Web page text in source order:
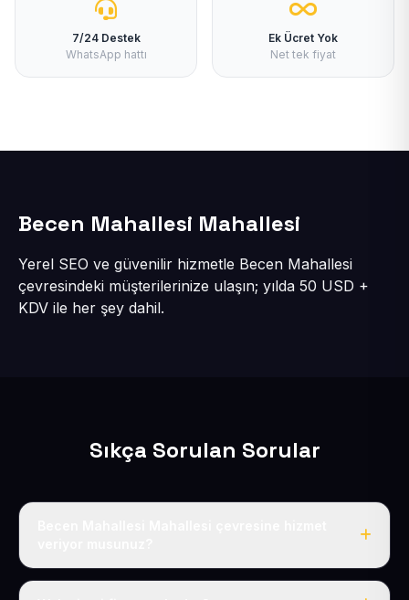
7/24 Destek
WhatsApp hattı
Ek Ücret Yok
Net tek fiyat
Becen Mahallesi Mahallesi
Yerel SEO ve güvenilir hizmetle Becen Mahallesi
çevresindeki müşterilerinize ulaşın; yılda 50 USD +
KDV ile her şey dahil.
Sıkça Sorulan Sorular
Evet, Becen Mahallesi dahil tüm Battalgazi ve Melikgazi